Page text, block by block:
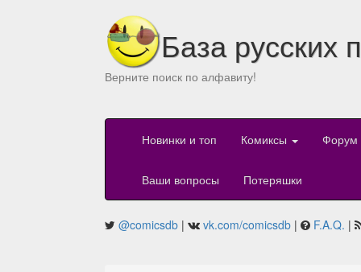
База русских
Верните поиск по алфавиту!
Новинки и топ Комиксы Форум
Ваши вопросы Потеряшки
@comicsdb | vk.com/comicsdb | F.A.Q. |